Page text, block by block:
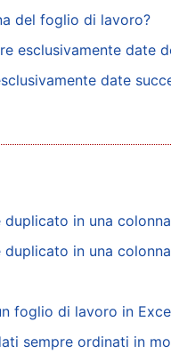
del foglio di lavoro?
esclusivamente date
date
in una
in una
foglio di lavoro in
sempre ordinati in